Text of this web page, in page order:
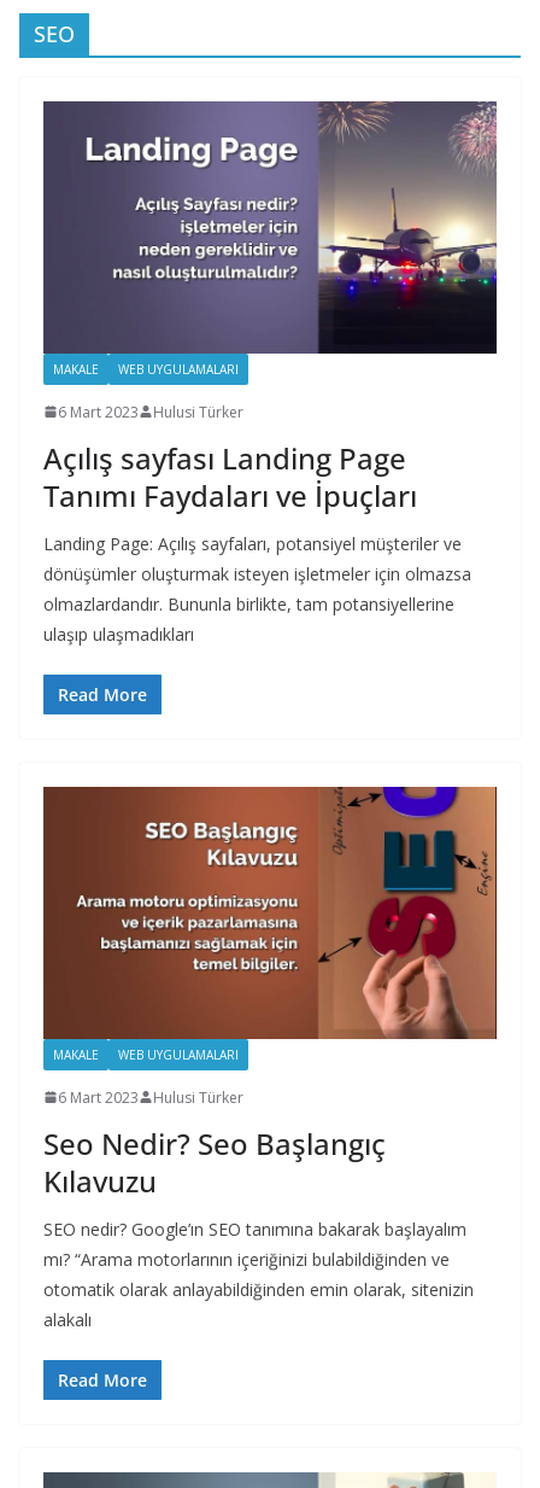
SEO
MAKALE WEB UYGULAMALARI
6 Mart 2023 Hulusi Türker
Açılış sayfası Landing Page
Tanımı Faydaları ve İpuçları
Landing Page: Açılış sayfaları, potansiyel müşteriler ve
dönüşümler oluşturmak isteyen işletmeler için olmazsa
olmazlardandır. Bununla birlikte, tam potansiyellerine
ulaşıp ulaşmadıkları
Read More
MAKALE WEB UYGULAMALARI
6 Mart 2023 Hulusi Türker
Seo Nedir? Seo Başlangıç
Kılavuzu
SEO nedir? Google’ın SEO tanımına bakarak başlayalım
mı? “Arama motorlarının içeriğinizi bulabildiğinden ve
otomatik olarak anlayabildiğinden emin olarak, sitenizin
alakalı
Read More